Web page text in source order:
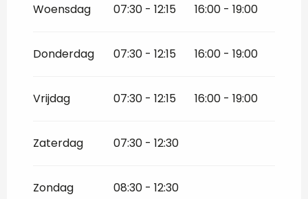
Woensdag 07:30 - 12:15 16:00 - 19:00
Donderdag 07:30 - 12:15 16:00 - 19:00
Vrijdag 07:30 - 12:15 16:00 - 19:00
Zaterdag 07:30 - 12:30
Zondag 08:30 - 12:30